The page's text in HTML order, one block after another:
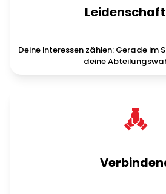
Deine Interessen zählen: Gerade
deine